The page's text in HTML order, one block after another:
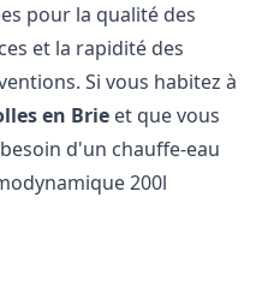
pour la qualité des
et la rapidité des
Si vous habitez à
en Brie et que vous
d'un chauffe-eau
200l